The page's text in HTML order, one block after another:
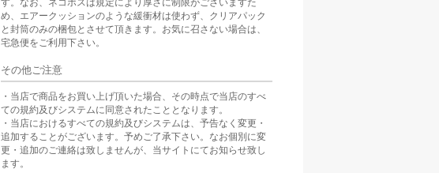
す。なお、ネコポスは規定により厚さに制限がございますた
め、エアークッションのような緩衝材は使わず、クリアパック
と封筒のみの梱包とさせて頂きます。お気に召さない場合は、
宅急便をご利用下さい。
その他ご注意
・当店で商品をお買い上げ頂いた場合、その時点で当店のすべ
ての規約及びシステムに同意されたこととなります。
・当店におけるすべての規約及びシステムは、予告なく変更・
追加することがございます。予めご了承下さい。なお個別に変
更・追加のご連絡は致しませんが、当サイトにてお知らせ致し
ます。